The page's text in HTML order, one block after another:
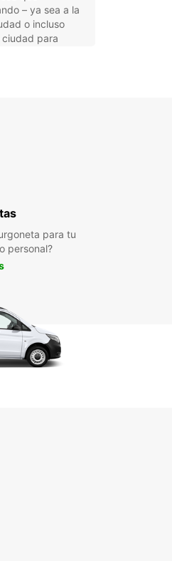
– ya sea a la
o incluso
ciudad para
total
coche en
¿Qué estás
tu coche
para tu
personal?